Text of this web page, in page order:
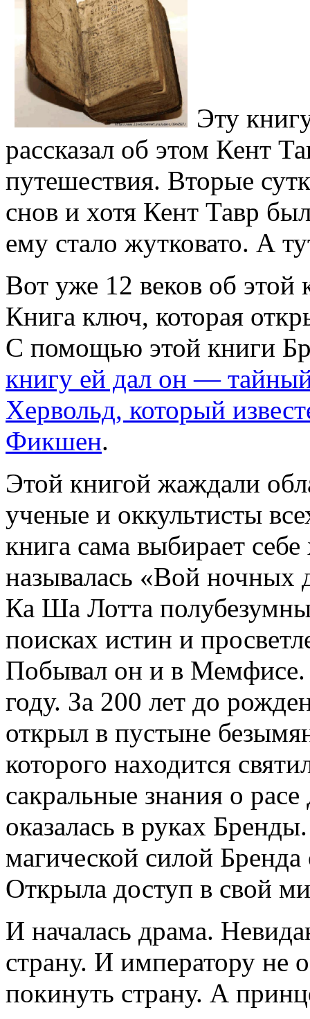
Эту
рассказал об этом Кент
путешествия. Вторые
снов и хотя Кент Тавр
ему стало жутковато. А
Вот уже 12 веков об этой
Книга ключ, которая
С помощью этой книги
книгу ей дал он —
Хервольд, который
Фикшен.
Этой книгой жаждали
ученые и оккультисты
книга сама выбирает
называлась «Вой ночных
Ка Ша Лотта
поисках истин и
Побывал он и в
году. За 200 лет до
открыл в пустыне
которого находится
сакральные знания о
оказалась в руках
магической силой
Открыла доступ в свой
И началась драма.
страну. И императору не
покинуть страну. А